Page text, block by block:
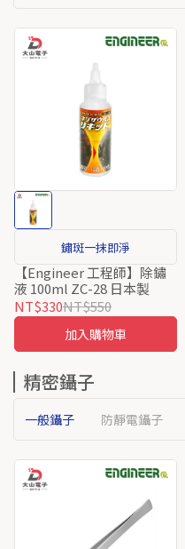
鏽斑一抹即淨
【Engineer 工程師】除鏽
液 100ml ZC-28 日本製
NT$330NT$550
加入購物車
精密鑷子
一般鑷子 防靜電鑷子